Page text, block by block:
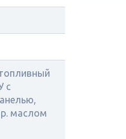
с
маслом